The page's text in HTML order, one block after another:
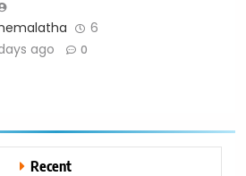
6
ago
0
Recent